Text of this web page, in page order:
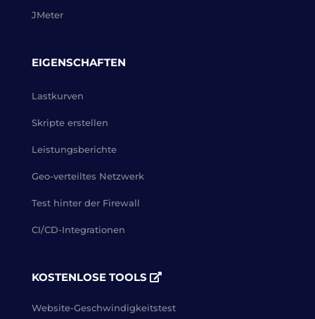
JMeter
EIGENSCHAFTEN
Lastkurven
Skripte erstellen
Leistungsberichte
Geo-verteiltes Netzwerk
Test hinter der Firewall
CI/CD-Integrationen
KOSTENLOSE TOOLS
Website-Geschwindigkeitstest